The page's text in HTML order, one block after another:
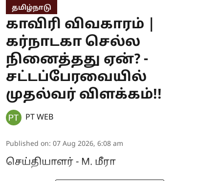
தமிழ்நாடு
காவிரி விவகாரம் |
கர்நாடகா செல்ல
நினைத்தது ஏன்? -
சட்டப்பேரவையில்
முதல்வர் விளக்கம்!!
PT WEB
Published on: 07 Aug 2026, 6:08 am
செய்தியாளர் - M. மீரா